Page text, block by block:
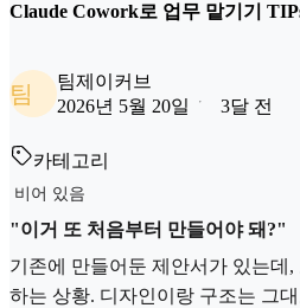
Claude Cowork로 업무 맡기기
팀
팀제이커브
2026년 5월 20일
3달 전
카테고리
비어 있음
"이거 또 처음부터 만들어야 돼?"
기존에 만들어둔 제안서가 있는데
하는 상황. 디자인이랑 구조는 그